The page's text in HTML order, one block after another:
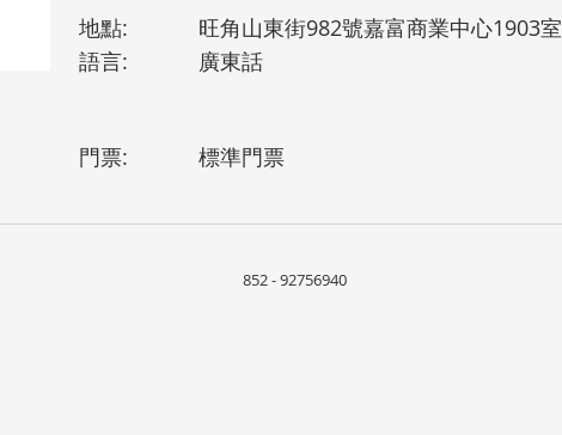
地點:
旺角山東街982號嘉富商業中心1903室
語言:
廣東話
門票: 標準門票
852 - 92756940